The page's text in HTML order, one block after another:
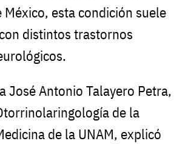
México, esta condición suele
distintos trastornos
José Antonio Talayero Petra,
de la
de la UNAM, explicó